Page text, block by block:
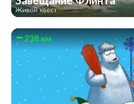
Живой квест
238 км